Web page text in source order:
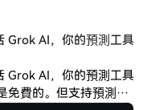
Grok AI，你的預測工具
Grok AI，你的預測工具
免費的。但支持預測需